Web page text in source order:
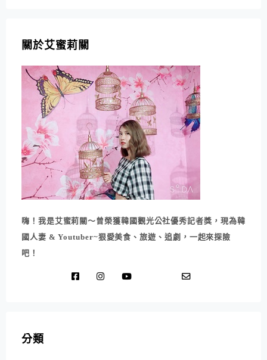
關於艾蜜莉關
嗨！我是艾蜜莉關～曾榮獲韓國觀光公社優秀記者獎，現為韓
國人妻 & Youtuber~狠愛美食、旅遊、追劇，一起來探險
吧！
分類